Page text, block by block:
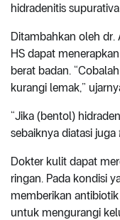
hidradenitis supurativa.
Ditambahkan oleh dr.
HS dapat
berat badan.
kurangi lemak,”
“Jika (bentol)
sebaiknya diatasi juga
Dokter kulit dapat
ringan. Pada kondisi
memberikan
untuk mengurangi